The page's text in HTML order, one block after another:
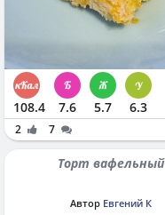
108.4 7.6 5.7 6.3
2 7
Торт вафельный
Автор Евгений К